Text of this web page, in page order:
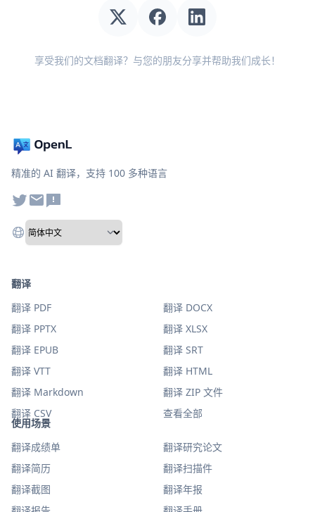
享受我们的文档翻译？与您的朋友分享并帮助我们成长！
精准的 AI 翻译，支持 100 多种语言
使用场景
翻译成绩单
翻译研究论文
翻译简历
翻译扫描件
翻译截图
翻译年报
翻译
翻译 PDF
翻译 DOCX
翻译 PPTX
翻译 XLSX
翻译 EPUB
翻译 SRT
翻译 VTT
翻译 HTML
翻译 Markdown
翻译 ZIP 文件
翻译 CSV
查看全部